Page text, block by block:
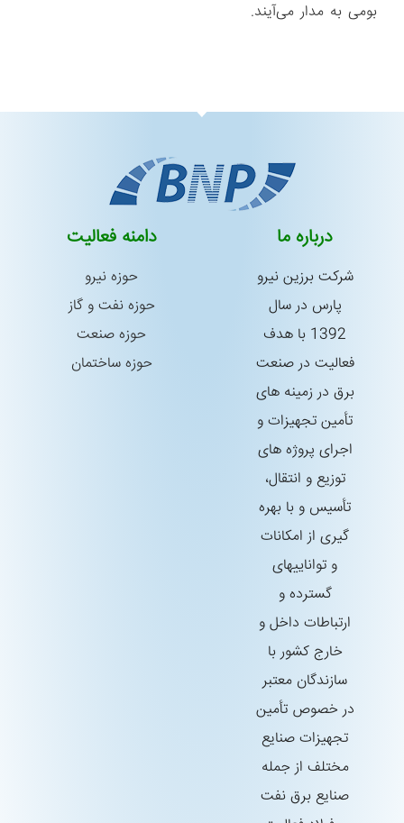
بومی به مدار می‌آیند.
درباره ما
شركت برزین نیرو
پارس در سال
1392 با هدف
فعالیت در صنعت
برق در زمینه های
تأمین تجهیزات و
اجرای پروژه های
توزیع و انتقال،
تأسیس و با بهره
گیری از امكانات
و تواناییهای
گسترده و
ارتباطات داخل و
خارج كشور با
سازندگان معتبر
در خصوص تأمین
تجهیزات صنایع
مختلف از جمله
صنایع برق نفت
دامنه فعالیت
حوزه نیرو
حوزه نفت و گاز
حوزه صنعت
حوزه ساختمان